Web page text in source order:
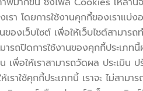
งเรา โดยการใช้งานคุกกี้ของเร
ของเว็บไซต์ เพื่อให้เว็บไซต์สามา
รถปิดการใช้งานของคุกกี้ประเภท
เพื่อให้เราสามารถวัดผล ประเมิ
เราใช้คุกกี้ประเภทนี้ เราจะ ไม่ส